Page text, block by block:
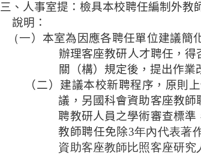
三、人事室提：檢具本校聘任編制外教
說明：
（一） 本室為 因應各聘任單位建議簡
辦理客座教研人才聘任，
關（構）規定後，提出作業
（二）建議本校新聘程序，原則
議，另國科會資助客座教師
聘教研人員之學術審查標
教師聘任免除3年內代表著
資助客座教師比照客座研究